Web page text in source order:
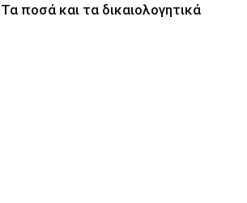
ποσά και τα δικαιολογητικά